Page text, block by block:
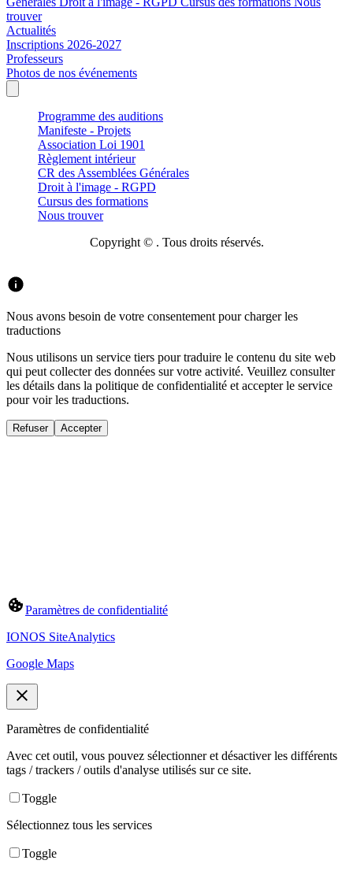
trouver
Actualités
Inscriptions 2026-2027
Professeurs
Photos de nos événements
Programme des auditions
Manifeste - Projets
Association Loi 1901
Règlement intérieur
CR des Assemblées Générales
Droit à l'image - RGPD
Cursus des formations
Nous trouver
Copyright © . Tous droits réservés.
Nous avons besoin de votre consentement pour charger les
traductions
Nous utilisons un service tiers pour traduire le contenu du site web
qui peut collecter des données sur votre activité. Veuillez consulter
les détails dans la politique de confidentialité et accepter le service
pour voir les traductions.
Refuser Accepter
Paramètres de confidentialité
IONOS SiteAnalytics
Google Maps
Paramètres de confidentialité
Avec cet outil, vous pouvez sélectionner et désactiver les différents
tags / trackers / outils d'analyse utilisés sur ce site.
Toggle
Sélectionnez tous les services
Toggle